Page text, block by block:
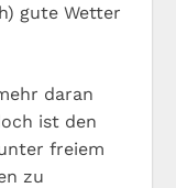
gute Wetter
daran
ist den
freiem
zu